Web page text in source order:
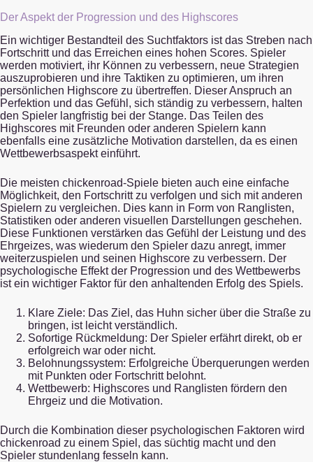
Der Aspekt der Progression und des Highscores
Ein wichtiger Bestandteil des Suchtfaktors ist das Streben nach
Fortschritt und das Erreichen eines hohen Scores. Spieler
werden motiviert, ihr Können zu verbessern, neue Strategien
auszuprobieren und ihre Taktiken zu optimieren, um ihren
persönlichen Highscore zu übertreffen. Dieser Anspruch an
Perfektion und das Gefühl, sich ständig zu verbessern, halten
den Spieler langfristig bei der Stange. Das Teilen des
Highscores mit Freunden oder anderen Spielern kann
ebenfalls eine zusätzliche Motivation darstellen, da es einen
Wettbewerbsaspekt einführt.
Die meisten chickenroad-Spiele bieten auch eine einfache
Möglichkeit, den Fortschritt zu verfolgen und sich mit anderen
Spielern zu vergleichen. Dies kann in Form von Ranglisten,
Statistiken oder anderen visuellen Darstellungen geschehen.
Diese Funktionen verstärken das Gefühl der Leistung und des
Ehrgeizes, was wiederum den Spieler dazu anregt, immer
weiterzuspielen und seinen Highscore zu verbessern. Der
psychologische Effekt der Progression und des Wettbewerbs
ist ein wichtiger Faktor für den anhaltenden Erfolg des Spiels.
Klare Ziele: Das Ziel, das Huhn sicher über die Straße zu
bringen, ist leicht verständlich.
Sofortige Rückmeldung: Der Spieler erfährt direkt, ob er
erfolgreich war oder nicht.
Belohnungssystem: Erfolgreiche Überquerungen werden
mit Punkten oder Fortschritt belohnt.
Wettbewerb: Highscores und Ranglisten fördern den
Ehrgeiz und die Motivation.
Durch die Kombination dieser psychologischen Faktoren wird
chickenroad zu einem Spiel, das süchtig macht und den
Spieler stundenlang fesseln kann.